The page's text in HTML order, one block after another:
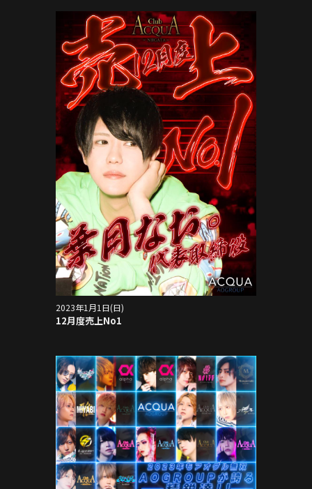
2023年1月1日(日)
12月度売上No1